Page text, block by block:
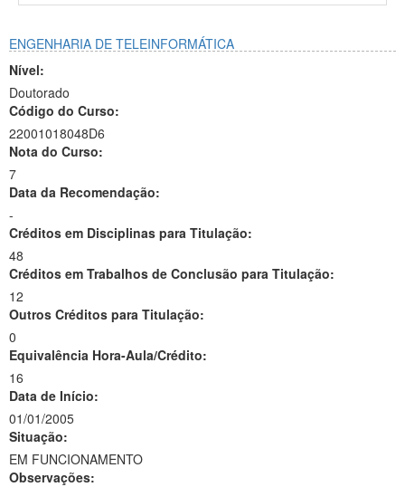
ENGENHARIA DE TELEINFORMÁTICA
Nível:
Doutorado
Código do Curso:
22001018048D6
Nota do Curso:
7
Data da Recomendação:
-
Créditos em Disciplinas para Titulação:
48
Créditos em Trabalhos de Conclusão para Titulação:
12
Outros Créditos para Titulação:
0
Equivalência Hora-Aula/Crédito:
16
Data de Início:
01/01/2005
Situação:
EM FUNCIONAMENTO
Observações: